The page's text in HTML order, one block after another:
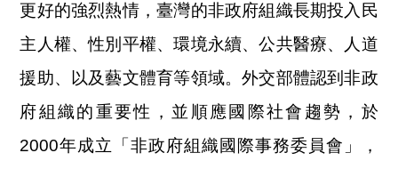
更好的強烈熱情，臺灣的非政府組織長期投入民
主人權、性別平權、環境永續、公共醫療、人道
援助、以及藝文體育等領域。外交部體認到非政
府組織的重要性，並順應國際社會趨勢，於
2000年成立「非政府組織國際事務委員會」，